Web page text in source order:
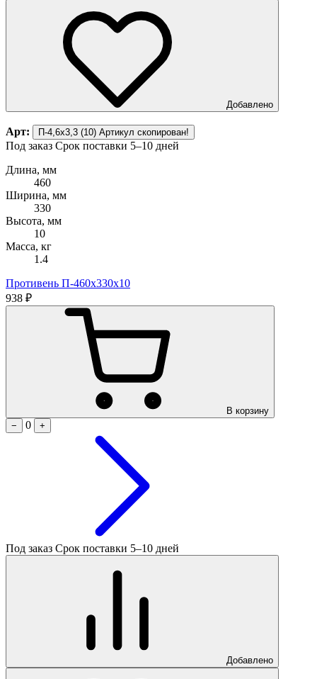
Добавлено
Арт: П-4,6х3,3 (10) Артикул скопирован!
Под заказ Срок поставки 5–10 дней
Длина, мм
460
Ширина, мм
330
Высота, мм
10
Масса, кг
1.4
Противень П-460х330х10
938 ₽
В корзину
−
0 +
Под заказ Срок поставки 5–10 дней
Добавлено